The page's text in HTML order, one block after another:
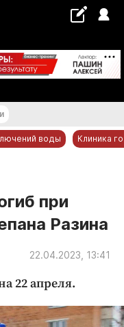
°С
воды Клиника
при
Разина
22.04.2023, 13:41
22 апреля.